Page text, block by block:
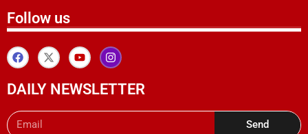
Follow us
DAILY NEWSLETTER
Send